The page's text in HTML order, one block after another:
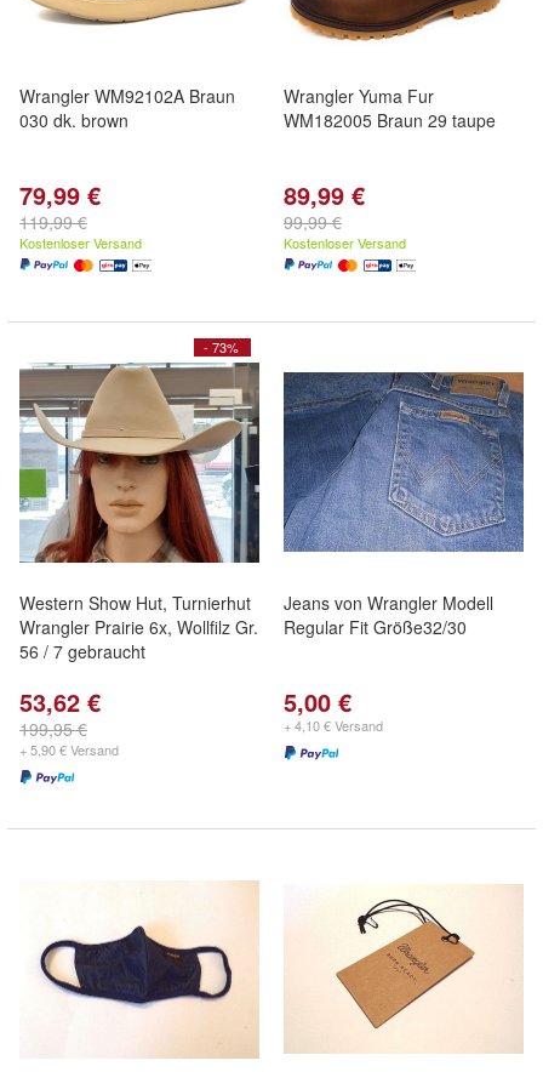
Wrangler WM92102A Braun
030 dk. brown
79,99 €
119,99 €
Kostenloser Versand
Wrangler Yuma Fur
WM182005 Braun 29 taupe
89,99 €
99,99 €
Kostenloser Versand
- 73%
Western Show Hut, Turnierhut
Wrangler Prairie 6x, Wollfilz Gr.
56 / 7 gebraucht
53,62 €
199,95 €
+ 5,90 € Versand
Jeans von Wrangler Modell
Regular Fit Größe32/30
5,00 €
+ 4,10 € Versand